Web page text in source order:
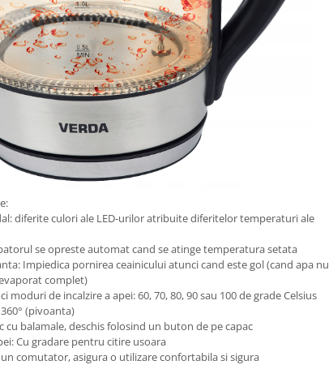
diferite culori ale LED-urilor atribuite diferitelor temperaturi ale
se opreste automat cand se atinge temperatura setata
Impiedica pornirea ceainicului atunci cand este gol (cand apa nu
complet)
moduri de incalzire a apei: 60, 70, 80, 90 sau 100 de grade Celsius
(pivoanta)
cu balamale, deschis folosind un buton de pe capac
Cu gradare pentru citire usoara
comutator, asigura o utilizare confortabila si sigura